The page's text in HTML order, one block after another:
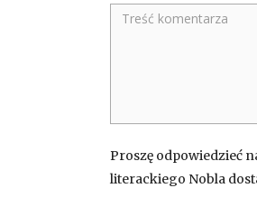
Proszę odpowiedzieć
literackiego Nobla